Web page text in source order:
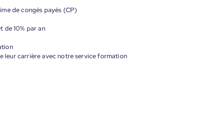
de congés payés (CP)
de 10% par an
leur carrière avec notre service formation